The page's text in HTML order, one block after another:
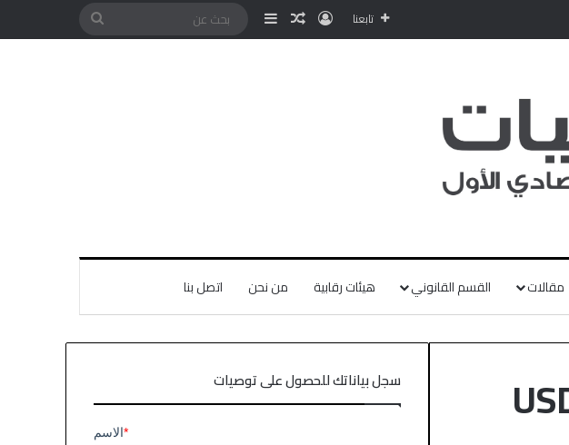
تابعنا
مقالات القسم القانوني هيئات رقابية من نحن اتصل بنا
سجل بياناتك للحصول على توصيات